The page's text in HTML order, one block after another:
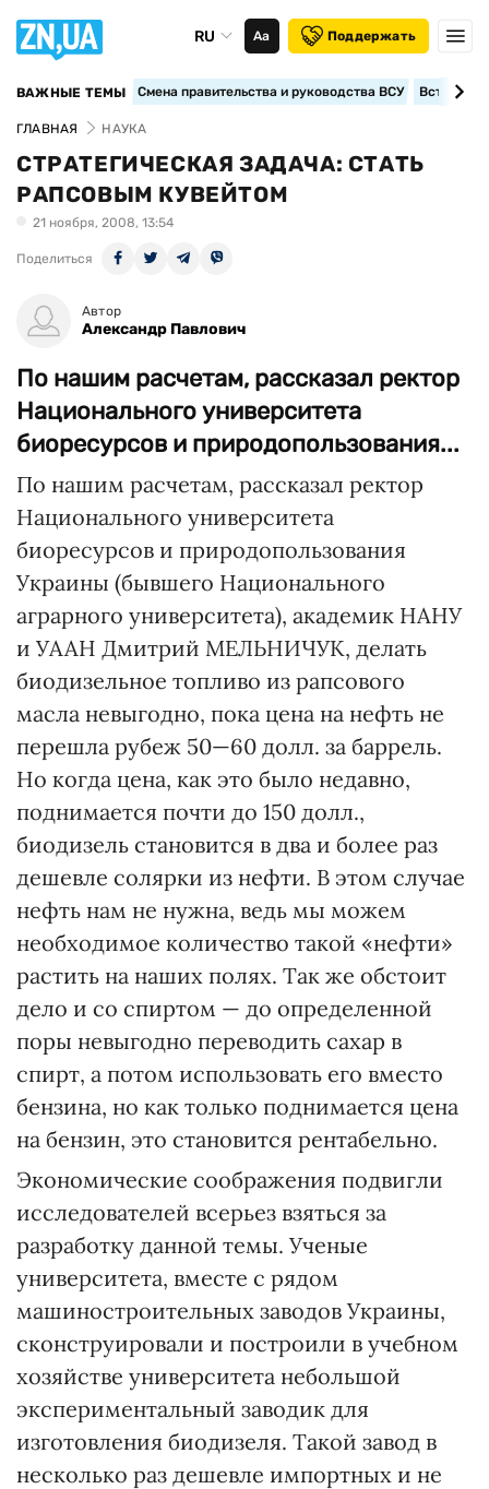
RU Аа Поддержать
ВАЖНЫЕ ТЕМЫ Смена правительства и руководства ВСУ
ГЛАВНАЯ НАУКА
СТРАТЕГИЧЕСКАЯ ЗАДАЧА: СТАТЬ
РАПСОВЫМ КУВЕЙТОМ
21 ноября, 2008, 13:54
Поделиться
Автор
Александр Павлович
По нашим расчетам, рассказал ректор
Национального университета
биоресурсов и природопользования...
По нашим расчетам, рассказал ректор
Национального университета
биоресурсов и природопользования
Украины (бывшего Национального
аграрного университета), академик НАНУ
и УААН Дмитрий МЕЛЬНИЧУК, делать
биодизельное топливо из рапсового
масла невыгодно, пока цена на нефть не
перешла рубеж 50—60 долл. за баррель.
Но когда цена, как это было недавно,
поднимается почти до 150 долл.,
биодизель становится в два и более раз
дешевле солярки из нефти. В этом случае
нефть нам не нужна, ведь мы можем
необходимое количество такой «нефти»
растить на наших полях. Так же обстоит
дело и со спиртом — до определенной
поры невыгодно переводить сахар в
спирт, а потом использовать его вместо
бензина, но как только поднимается цена
на бензин, это становится рентабельно.
Экономические соображения подвигли
исследователей всерьез взяться за
разработку данной темы. Ученые
университета, вместе с рядом
машиностроительных заводов Украины,
сконструировали и построили в учебном
хозяйстве университета небольшой
экспериментальный заводик для
изготовления биодизеля. Такой завод в
несколько раз дешевле импортных и не